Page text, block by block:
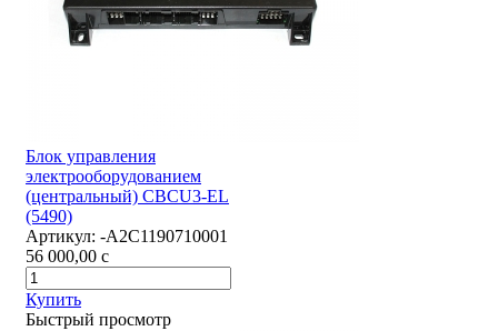
Блок управления
электрооборудованием
(центральный) CBCU3-EL
(5490)
Артикул: -А2С1190710001
56 000,00 c
Купить
Быстрый просмотр